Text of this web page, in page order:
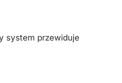
system przewiduje